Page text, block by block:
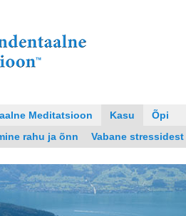
Meditatsioon Kasu
Õpi
rahu ja õnn Vabane stressidest